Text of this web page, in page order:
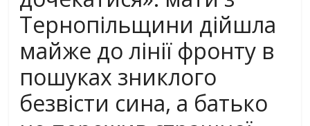
Тернопільщини дійшла
майже до лінії фронту в
пошуках зниклого
безвісти сина, а батько